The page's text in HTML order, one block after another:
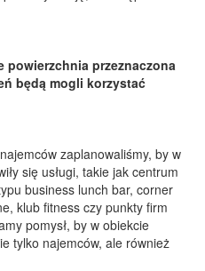
powierzchnia przeznaczona
będą mogli korzystać
zaplanowaliśmy, by w
się usługi, takie jak centrum
business lunch bar, corner
klub fitness czy punkty firm
pomysł, by w obiekcie
tylko najemców, ale również